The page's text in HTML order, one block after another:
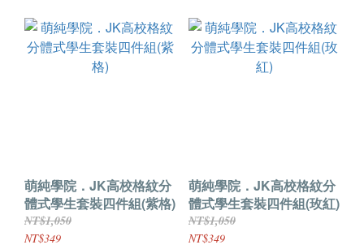
萌純學院．JK高校格紋分
體式學生套裝四件組(紫格)
NT$1,050
NT$349
萌純學院．JK高校格紋分
體式學生套裝四件組(玫紅)
NT$1,050
NT$349